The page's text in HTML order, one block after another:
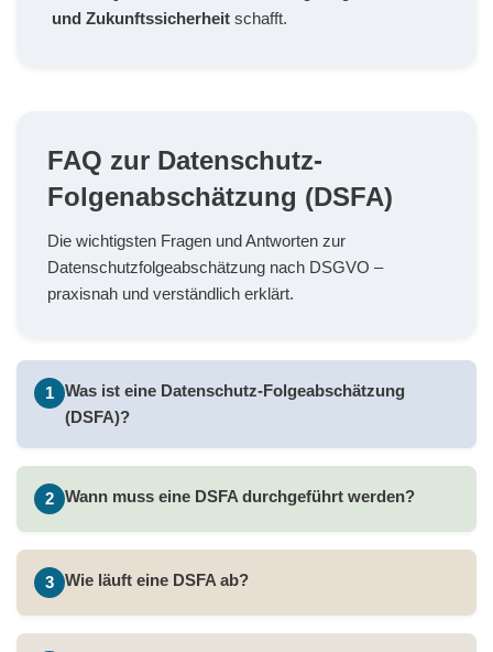
und Zukunftssicherheit schafft.
FAQ zur Datenschutz-
Folgenabschätzung (DSFA)
Die wichtigsten Fragen und Antworten zur
Datenschutzfolgeabschätzung nach DSGVO –
praxisnah und verständlich erklärt.
1 Was ist eine Datenschutz-Folgeabschätzung
(DSFA)?
2 Wann muss eine DSFA durchgeführt werden?
3 Wie läuft eine DSFA ab?